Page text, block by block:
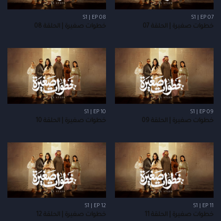
S1 | EP 07
خطوات صغيرة | الحلقة 07
S1 | EP 08
خطوات صغيرة | الحلقة 08
S1 | EP 09
خطوات صغيرة | الحلقة 09
S1 | EP 10
خطوات صغيرة | الحلقة 10
S1 | EP 11
خطوات صغيرة | الحلقة 11
S1 | EP 12
خطوات صغيرة | الحلقة 12